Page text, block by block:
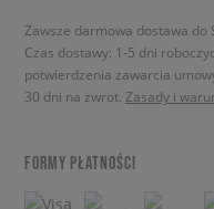
Zawsze darmowa dostawa do
Czas dostawy: 1-5 dni
potwierdzenia zawarcia
30 dni na zwrot. Zasady i
FORMY PŁATNOŚCI